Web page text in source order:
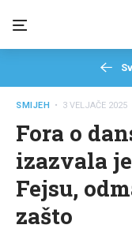
SMIJEH • 3 VELJAČE 2025
Fora o
izazvala
Fejsu,
zašto